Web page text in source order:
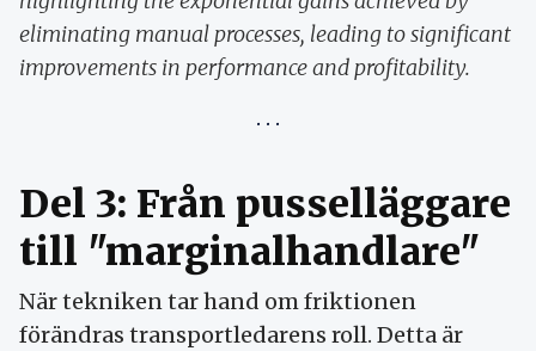
eliminating manual processes, leading to significant
improvements in performance and profitability.
Del 3: Från pusselläggare
till "marginalhandlare"
När tekniken tar hand om friktionen
förändras transportledarens roll. Detta är